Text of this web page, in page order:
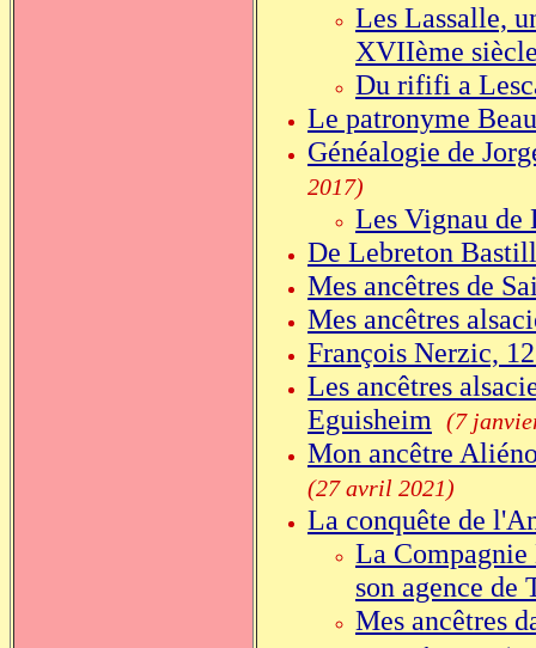
Les Lassalle,
XVIIème
Du rififi a
Le patronyme
Généalogie de
2017)
Les Vignau de
De Lebreton
Mes ancêtres de
Mes ancêtres
François Nerzic,
Les ancêtres
Eguisheim
(7
Mon ancêtre
(27 avril 2021)
La conquête de
La Compagnie
son agence de
Mes ancêtres